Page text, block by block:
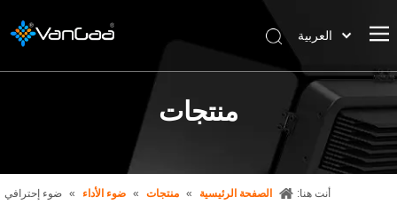
العربية
한국어
Deutsch
Español
Pусский
简体中文
English
منتجات
أنت هنا: الصفحة الرئيسية » منتجات » ضوء الأداء » ضوء إحترافي